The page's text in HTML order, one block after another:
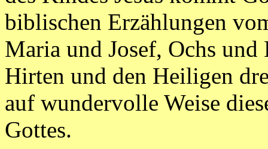
biblischen Erzählungen
Maria und Josef, Ochs und
Hirten und den Heiligen
auf wundervolle Weise
Gottes.